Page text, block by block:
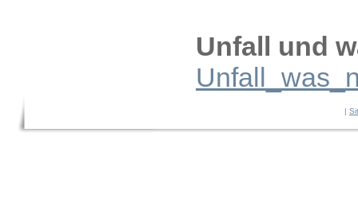
Unfall und
|